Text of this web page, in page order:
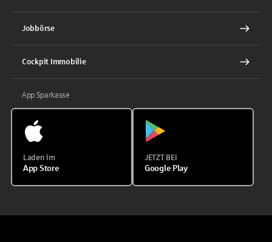
Jobbörse
Cockpit Immobilie
App Sparkasse
Laden im
App Store
JETZT BEI
Google Play